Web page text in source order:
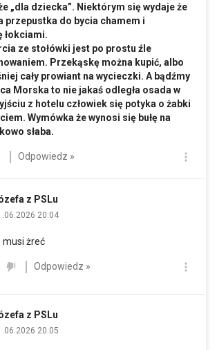
„dla dziecka”. Niektórym się wydaje że
przepustka do bycia chamem i
łokciami.
ze stołówki jest po prostu źle
Przekąskę można kupić, albo
cały prowiant na wycieczki. A bądźmy
Morska to nie jakaś odległa osada w
z hotelu człowiek się potyka o żabki
Wymówka że wynosi się bułę na
słaba.
Odpowiedz »
z PSLu
20:04
musi żreć
Odpowiedz »
z PSLu
20:05